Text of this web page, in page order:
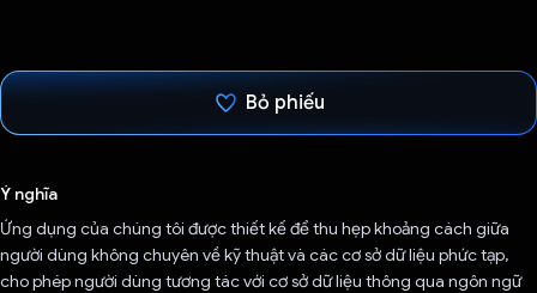
Bỏ phiếu
Ý nghĩa
Ứng dụng của chúng tôi được thiết kế để thu hẹp khoảng cách giữa
người dùng không chuyên về kỹ thuật và các cơ sở dữ liệu phức tạp,
cho phép người dùng tương tác với cơ sở dữ liệu thông qua ngôn ngữ